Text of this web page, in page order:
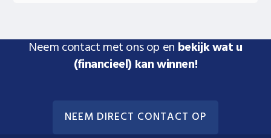
Neem contact met ons op en bekijk wat u
(financieel) kan winnen!
NEEM DIRECT CONTACT OP